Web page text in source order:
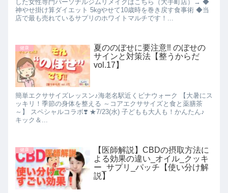
した女性専門パーソナルジムリメイクはこちら（大手町店）→ ◆
神やせ掛け算ダイエット 5kgやせて10歳時を巻き戻す食事術 ◆当
店で最も売れているサプリのホワイトマルチです！...
健康
夏ののぼせに要注意‼︎ のぼせの
サインと対策法【整うからだ
vol.17】
簡単エクササイズレッスン♪海老名駅近くビナウォーク 【大暑にス
ッキリ！季節の身体を整える ～コアエクササイズと食と薬膳茶
～】 スペシャルコラボ❣️ ★7/23(水) 子どもも大人も！かんたん♪
キック＆...
健康
【医師解説】CBDの摂取方法に
よる効果の違い_オイル_クッキ
ー_サプリ_パッチ【使い分け解
説】